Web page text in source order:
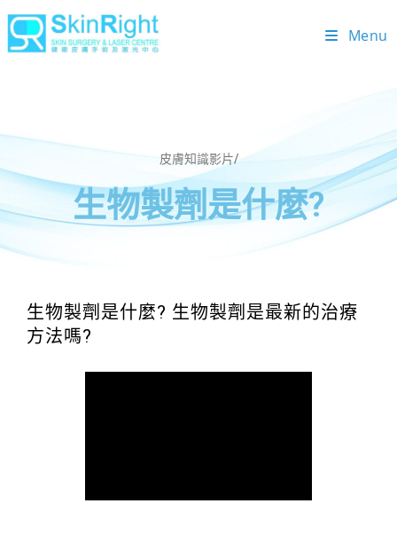
Menu
皮膚知識影片/
生物製劑是什麼?
生物製劑是什麼? 生物製劑是最新的治療
方法嗎?